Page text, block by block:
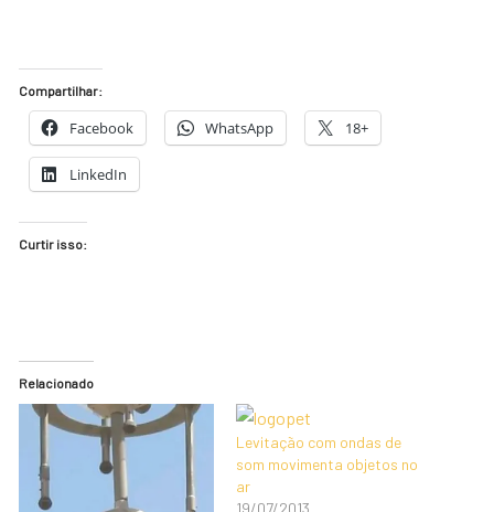
Compartilhar:
Facebook WhatsApp 18+
LinkedIn
Curtir isso:
Relacionado
Levitação com ondas de
som movimenta objetos no
ar
19/07/2013